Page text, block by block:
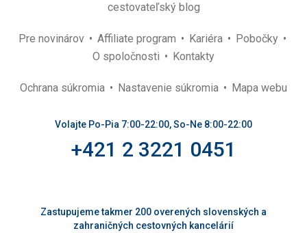
cestovateľský blog
Pre novinárov Affiliate program Kariéra
Pobočky
O spoločnosti
Kontakty
Ochrana súkromia Nastavenie súkromia Mapa webu
Volajte Po-Pia 7:00-22:00, So-Ne 8:00-22:00
+421 2 3221 0451
Zastupujeme takmer 200 overených slovenských a
zahraničných cestovných kancelárií